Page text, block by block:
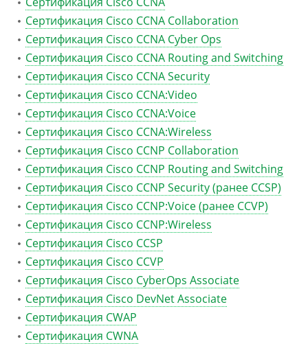
Сертификация Cisco CCNA Collaboration
Сертификация Cisco CCNA Cyber Ops
Сертификация Cisco CCNA Routing and Switching
Сертификация Cisco CCNA Security
Сертификация Cisco CCNA:Video
Сертификация Cisco CCNA:Voice
Сертификация Cisco CCNA:Wireless
Сертификация Cisco CCNP Collaboration
Сертификация Cisco CCNP Routing and Switching
Сертификация Cisco CCNP Security (ранее CCSP)
Сертификация Cisco CCNP:Voice (ранее CCVP)
Сертификация Cisco CCNP:Wireless
Сертификация Cisco CCSP
Сертификация Cisco CCVP
Сертификация Cisco CyberOps Associate
Сертификация Cisco DevNet Associate
Сертификация CWAP
Сертификация CWNA